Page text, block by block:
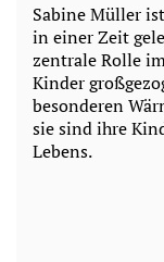
Sabine Müller
in einer Zeit
zentrale Rolle
Kinder
besonderen
sie sind ihre
Lebens.